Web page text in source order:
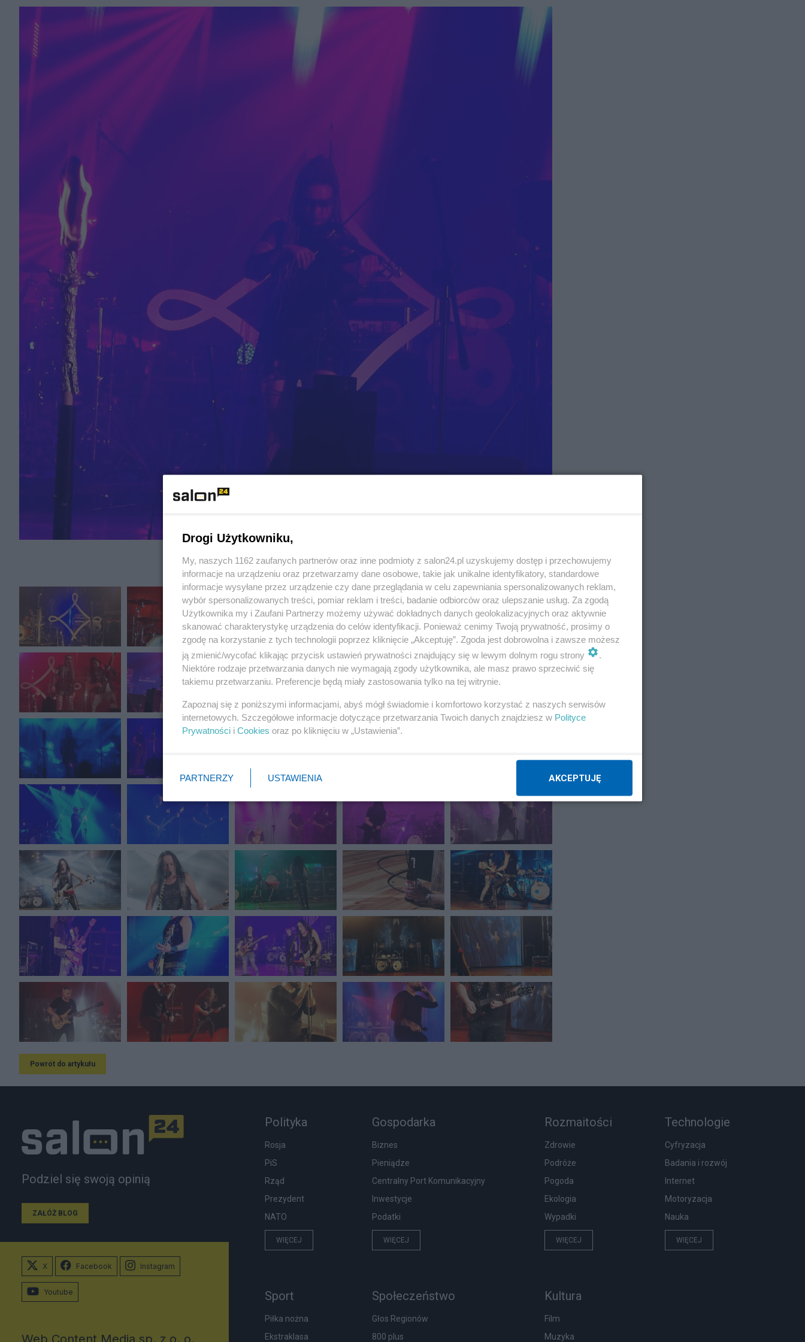
POPRZEDNIE 13 z 35 NASTĘPNE
Powrót do artykułu
Podziel się swoją opinią
ZAŁÓŻ BLOG
Polityka
Rosja
PiS
Rząd
Prezydent
NATO
WIĘCEJ
Gospodarka
Biznes
Pieniądze
Centralny Port Komunikacyjny
Inwestycje
Podatki
WIĘCEJ
Rozmaitości
Zdrowie
Podróże
Pogoda
Ekologia
Wypadki
WIĘCEJ
Technologie
Cyfryzacja
Badania i rozwój
Internet
Motoryzacja
Nauka
WIĘCEJ
Sport
Piłka nożna
Ekstraklasa
Społeczeństwo
Głos Regionów
800 plus
Kultura
Film
Muzyka
X Facebook Instagram
Youtube
Web Content Media sp. z o. o.
Drogi Użytkowniku,
My, naszych 1162 zaufanych partnerów oraz inne podmioty z salon24.pl uzyskujemy dostęp i przechowujemy
informacje na urządzeniu oraz przetwarzamy dane osobowe, takie jak unikalne identyfikatory, standardowe
informacje wysyłane przez urządzenie czy dane przeglądania w celu zapewniania spersonalizowanych reklam,
wybór spersonalizowanych treści, pomiar reklam i treści, badanie odbiorców oraz ulepszanie usług. Za zgodą
Użytkownika my i Zaufani Partnerzy możemy używać dokładnych danych geolokalizacyjnych oraz aktywnie
skanować charakterystykę urządzenia do celów identyfikacji. Ponieważ cenimy Twoją prywatność, prosimy o
zgodę na korzystanie z tych technologii poprzez kliknięcie „Akceptuję”. Zgoda jest dobrowolna i zawsze możesz
ją zmienić/wycofać klikając przycisk ustawień prywatności znajdujący się w lewym dolnym rogu strony
Niektóre rodzaje przetwarzania danych nie wymagają zgody użytkownika, ale masz prawo sprzeciwić się
takiemu przetwarzaniu. Preferencje będą miały zastosowania tylko na tej witrynie.
Zapoznaj się z poniższymi informacjami, abyś mógł świadomie i komfortowo korzystać z naszych serwisów
internetowych. Szczegółowe informacje dotyczące przetwarzania Twoich danych znajdziesz w Polityce
Prywatności i Cookies oraz po kliknięciu w „Ustawienia”.
PARTNERZY USTAWIENIA AKCEPTUJĘ